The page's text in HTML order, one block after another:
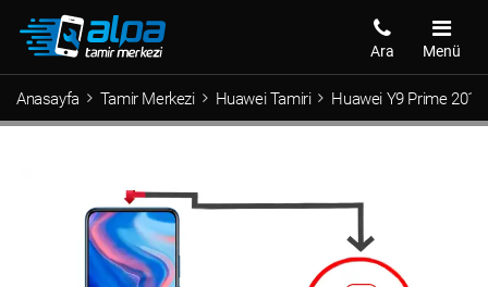
Menü
Ara
Anasayfa Tamir Merkezi Huawei Tamiri Huawei Y9 Prime 2019